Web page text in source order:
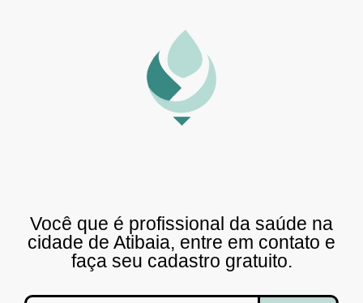
Você que é profissional da saúde na
cidade de Atibaia, entre em contato e
faça seu cadastro gratuito.